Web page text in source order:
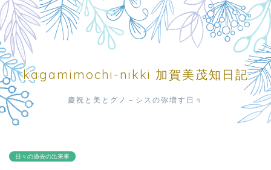
kagamimochi-nikki 加賀美茂知日記
慶祝と美とグノ－シスの弥増す日々
日々の過去の出来事